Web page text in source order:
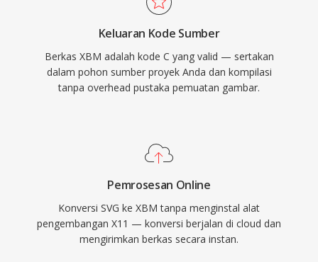
Keluaran Kode Sumber
Berkas XBM adalah kode C yang valid — sertakan
dalam pohon sumber proyek Anda dan kompilasi
tanpa overhead pustaka pemuatan gambar.
Pemrosesan Online
Konversi SVG ke XBM tanpa menginstal alat
pengembangan X11 — konversi berjalan di cloud dan
mengirimkan berkas secara instan.